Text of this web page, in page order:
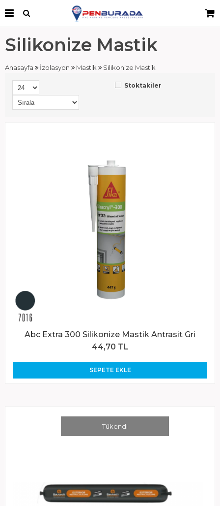
Silikonize Mastik
Anasayfa İzolasyon Mastik Silikonize Mastik
Stoktakiler
Abc Extra 300 Silikonize Mastik Antrasit Gri
44,70 TL
SEPETE EKLE
Tükendi